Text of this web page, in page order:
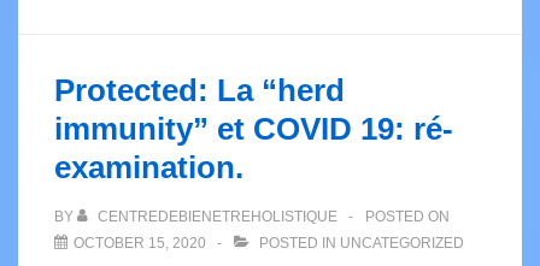
Protected: La “herd
immunity” et COVID 19: ré-
examination.
BY CENTREDEBIENETREHOLISTIQUE
POSTED ON
OCTOBER 15, 2020
POSTED IN UNCATEGORIZED